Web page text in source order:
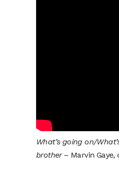
What’s going on/
brother– Marvin Gaye,